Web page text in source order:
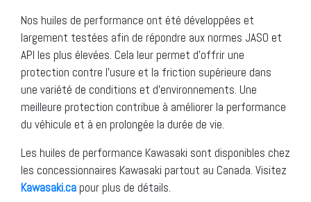
Nos huiles de performance ont été développées et
largement testées afin de répondre aux normes JASO et
API les plus élevées. Cela leur permet d’offrir une
protection contre l’usure et la friction supérieure dans
une variété de conditions et d’environnements. Une
meilleure protection contribue à améliorer la performance
du véhicule et à en prolongée la durée de vie.
Les huiles de performance Kawasaki sont disponibles chez
les concessionnaires Kawasaki partout au Canada. Visitez
Kawasaki.ca pour plus de détails.